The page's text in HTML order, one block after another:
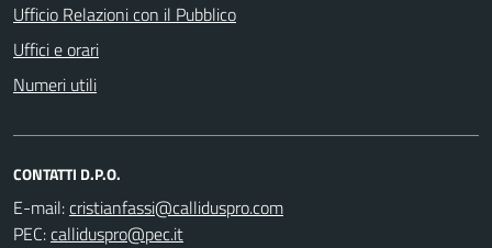
Ufficio Relazioni con il Pubblico
Uffici e orari
Numeri utili
CONTATTI D.P.O.
E-mail:
PEC: